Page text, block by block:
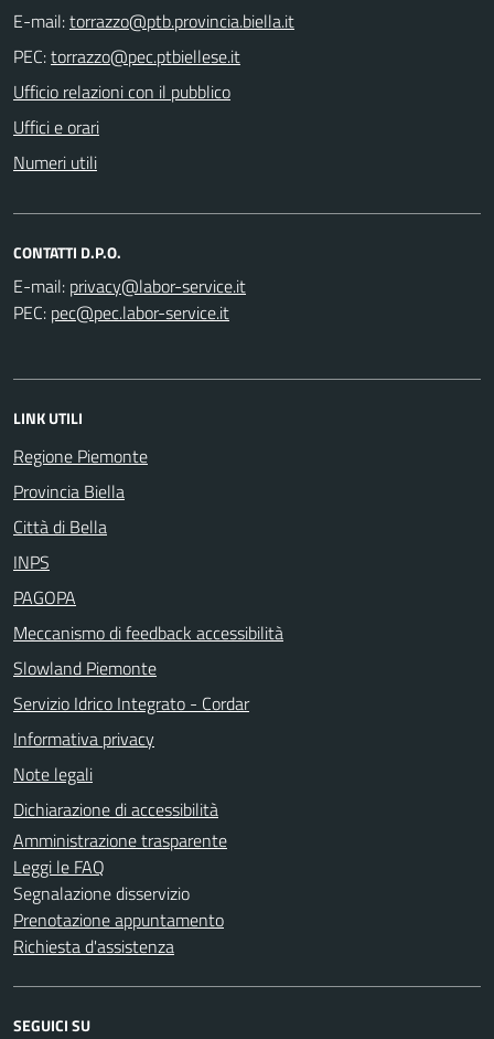
E-mail:
PEC:
Ufficio relazioni con il pubblico
Uffici e orari
Numeri utili
CONTATTI D.P.O.
E-mail:
PEC:
LINK UTILI
Regione Piemonte
Provincia Biella
Città di Bella
INPS
PAGOPA
Meccanismo di feedback accessibilità
Slowland Piemonte
Servizio Idrico Integrato - Cordar
Informativa privacy
Note legali
Dichiarazione di accessibilità
Amministrazione trasparente
Leggi le FAQ
Segnalazione disservizio
Prenotazione appuntamento
Richiesta d'assistenza
SEGUICI SU